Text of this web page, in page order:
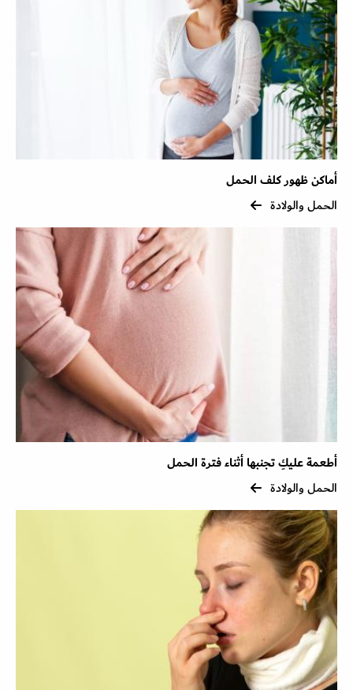
أماكن ظهور كلف الحمل
الحمل والولادة
أطعمة عليكِ تجنبها أثناء فترة الحمل
الحمل والولادة